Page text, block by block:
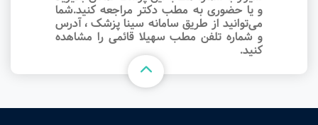
و یا حضوری به مطب دکتر مراجعه کنید.شما
می‌توانید از طریق سامانه سینا پزشک ، آدرس
و شماره تلفن مطب سهیلا قائمی را مشاهده
کنید.